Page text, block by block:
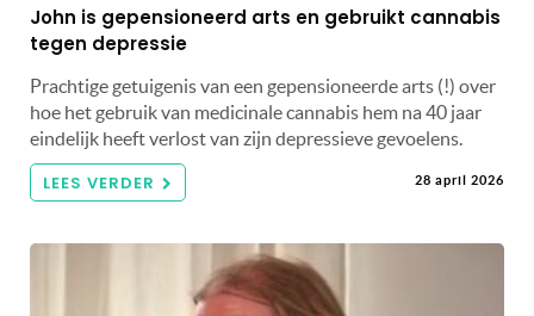
John is gepensioneerd arts en gebruikt cannabis
tegen depressie
Prachtige getuigenis van een gepensioneerde arts (!) over
hoe het gebruik van medicinale cannabis hem na 40 jaar
eindelijk heeft verlost van zijn depressieve gevoelens.
LEES VERDER 28 april 2026